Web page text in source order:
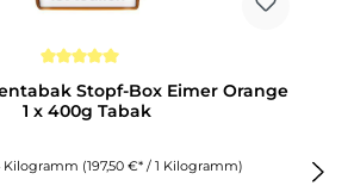
Stopf-Box Eimer Orange
1 x 400g Tabak
Kilogramm (197,50 €* / 1 Kilogramm)